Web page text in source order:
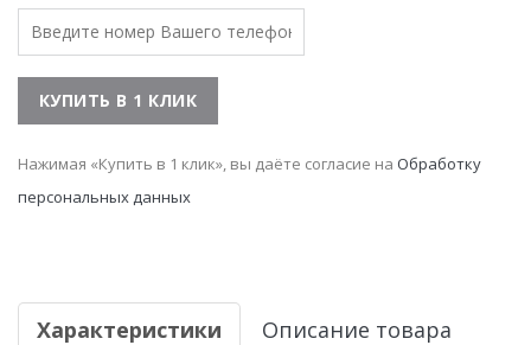
Нажимая «Купить в 1 клик», вы даёте согласие на Обработку
персональных данных
Характеристики Описание товара